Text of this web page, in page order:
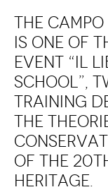
The
is one of
event “IL
School”,
training
the
of the
heritage.